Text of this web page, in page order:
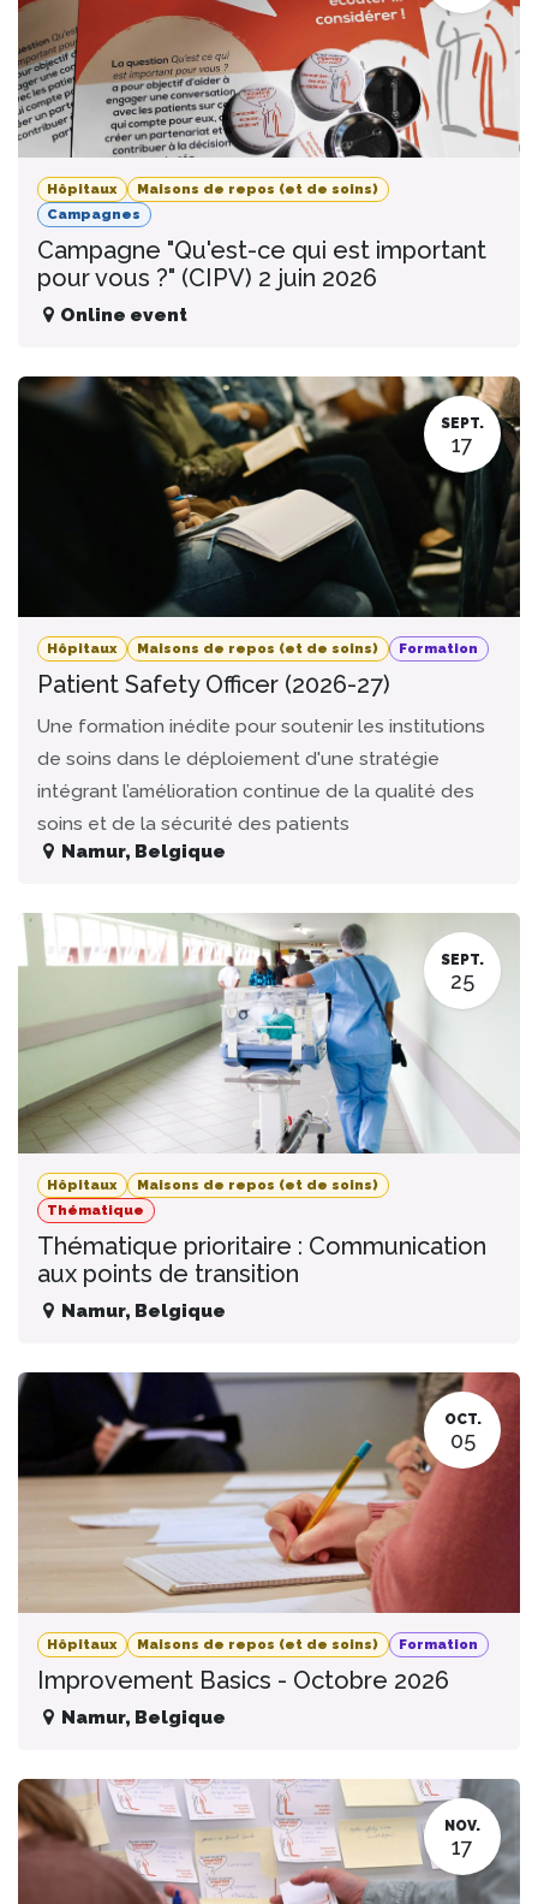
Hôpitaux
Maisons de repos (et de soins)
Campagnes
Campagne "Qu'est-ce qui est important
pour vous ?" (CIPV) 2 juin 2026
Online event
SEPT.
17
Hôpitaux Maisons de repos (et de soins) Formation
Patient Safety Officer (2026-27)
Une formation inédite pour soutenir les institutions
de soins dans le déploiement d'une stratégie
intégrant l’amélioration continue de la qualité des
soins et de la sécurité des patients
Namur, Belgique
SEPT.
25
Hôpitaux
Maisons de repos (et de soins)
Thématique
Thématique prioritaire : Communication
aux points de transition
Namur, Belgique
OCT.
05
Hôpitaux Maisons de repos (et de soins) Formation
Improvement Basics - Octobre 2026
Namur, Belgique
NOV.
17